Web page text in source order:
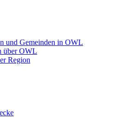
und Gemeinden in OWL
über OWL
Region